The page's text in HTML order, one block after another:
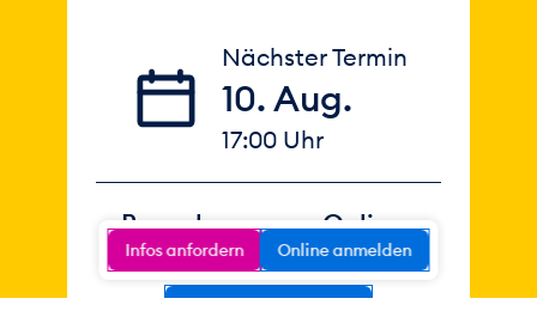
Infos anfordern Online anmelden
Nächster Termin
10. Aug.
17:00 Uhr
Besuche unsere Online-
Infoveranstaltung